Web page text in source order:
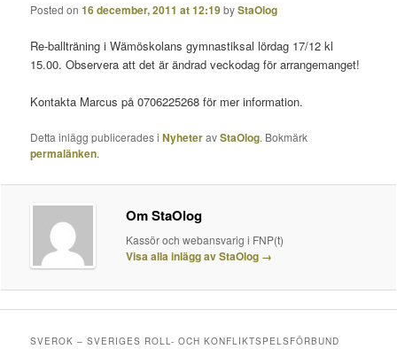
Posted on 16 december, 2011 at 12:19byStaOlog
Re-ballträning i Wämöskolans gymnastiksal lördag 17/12 kl
15.00. Observera att det är ändrad veckodag för arrangemanget!
Kontakta Marcus på 0706225268 för mer information.
Detta inlägg publicerades iNyheteravStaOlog. Bokmärk
permalänken.
Om StaOlog
Kassör och webansvarig i FNP(t)
Visa alla inlägg av StaOlog →
SVEROK – SVERIGES ROLL- OCH KONFLIKTSPELSFÖRBUND